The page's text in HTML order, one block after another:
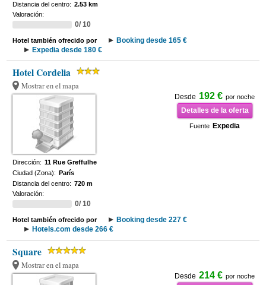
Distancia del centro: 2.53 km
Valoración:
0/ 10
Hotel también ofrecido por
Booking desde 165 €
Expedia desde 180 €
Hotel Cordelia
Mostrar en el mapa
Desde 192 € por noche
Detalles de la oferta
Fuente Expedia
Dirección: 11 Rue Greffulhe
Ciudad (Zona): París
Distancia del centro: 720 m
Valoración:
0/ 10
Hotel también ofrecido por
Booking desde 227 €
Hotels.com desde 266 €
Square
Mostrar en el mapa
Desde 214 € por noche